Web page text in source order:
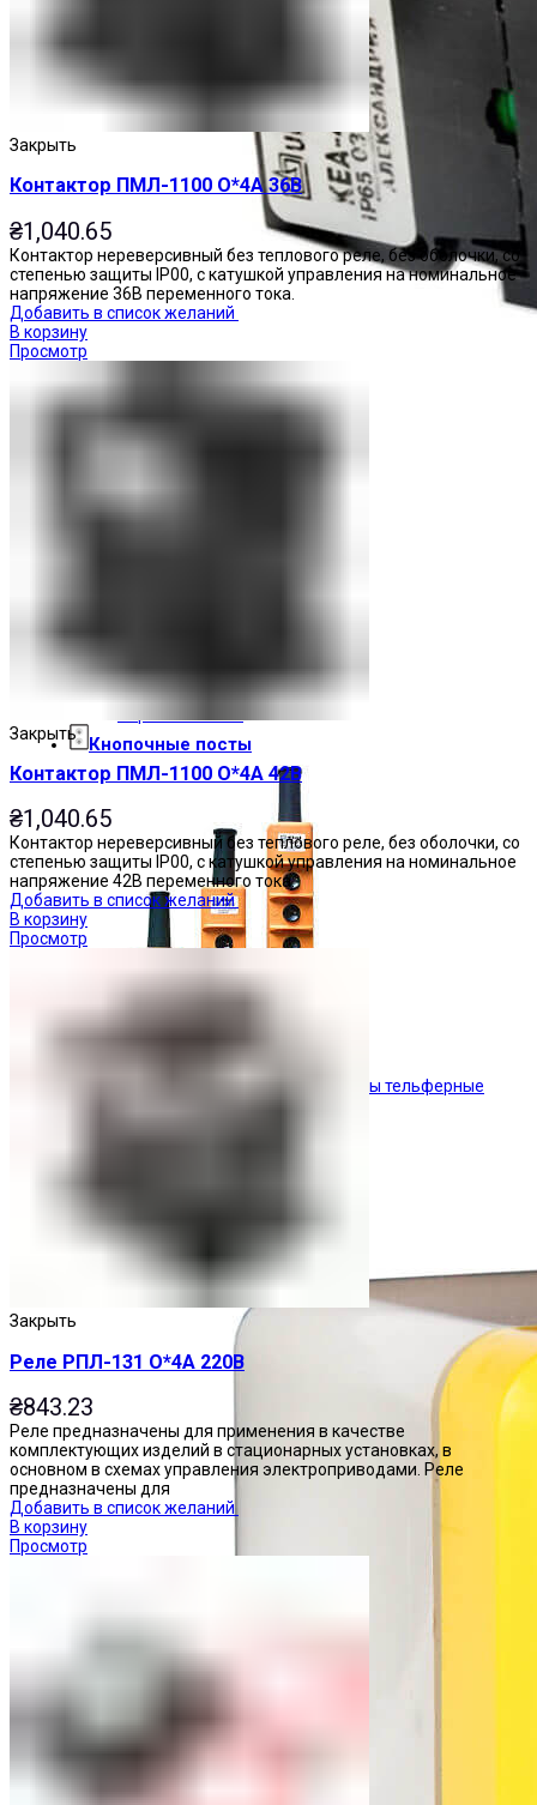
Кнопочные посты
Посты тельферные
Закрыть
Контактор ПМЛ-1100 О*4А 36В
₴1,040.65
Контактор нереверсивный без теплового реле, без оболочки, со
степенью защиты IP00, с катушкой управления на номинальное
напряжение 36В переменного тока.
Добавить в список желаний
В корзину
Просмотр
Закрыть
Контактор ПМЛ-1100 О*4А 42В
₴1,040.65
Контактор нереверсивный без теплового реле, без оболочки, со
степенью защиты IP00, с катушкой управления на номинальное
напряжение 42В переменного тока.
Добавить в список желаний
В корзину
Просмотр
Закрыть
Реле РПЛ-131 О*4А 220В
₴843.23
Реле предназначены для применения в качестве
комплектующих изделий в стационарных установках, в
основном в схемах управления электроприводами. Реле
предназначены для
Добавить в список желаний
В корзину
Просмотр